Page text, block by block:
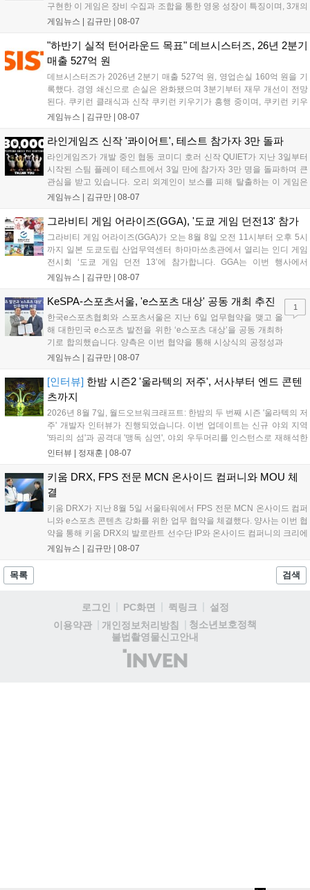
구현한 이 게임은 장비 수집과 조합을 통한 영웅 성장이 특징이며, 3개의
무기 스킬을 활용한 전략적 전투와 길드전 등 다양한 콘텐츠를 제공한
혜택을 지급하며, 상세 내용은 공식 라운지에서 확인할 수 있다. 이용자
는 게임 접속 및 주요 콘텐츠 플레이를 통해 성장을 지원받을 수 있다....
게임뉴스 | 김규만 | 08-07
"하반기 실적 턴어라운드 목표" 데브시스터즈, 26년 2분기
매출 527억 원
데브시스터즈가 2026년 2분기 매출 527억 원, 영업손실 160억 원을 기
록했다. 경영 쇄신으로 손실은 완화됐으며 3분기부터 재무 개선이 전망
된다. 쿠키런 클래식과 신작 쿠키런 키우기가 흥행 중이며, 쿠키런 키우
기는 13일 첫 업데이트를 시작으로 2주 간격의 콘텐츠를 제공한다. 또한
이다. 회사는 비용 효율화와 신작 흥행을 통해 하반기 실적 턴어라운드
게임뉴스 | 김규만 | 08-07
라인게임즈 신작 '콰이어트', 테스트 참가자 3만 돌파
라인게임즈가 개발 중인 협동 코미디 호러 신작 QUIET가 지난 3일부터
시작된 스팀 플레이 테스트에서 3일 만에 참가자 3만 명을 돌파하며 큰
관심을 받고 있습니다. 오리 외계인이 보스를 피해 탈출하는 이 게임은
최대 4인 협동을 지원하며, 소음 관리와 물리 법칙을 활용한 전략적 플레
을 개선 중이며, 상세 정보는 스팀 페이지에서 확인 가능합니다....
게임뉴스 | 김규만 | 08-07
그라비티 게임 어라이즈(GGA), '도쿄 게임 던전13' 참가
그라비티 게임 어라이즈(GGA)가 오는 8월 8일 오전 11시부터 오후 5시
까지 일본 도쿄도립 산업무역센터 하마마쓰초관에서 열리는 인디 게임
전시회 ‘도쿄 게임 던전 13’에 참가합니다. GGA는 이번 행사에서
‘JALECO ARCADE COLLECTION’ 시리즈의 미공개 작품 12종을 최초
입니다. 시연 참여 관람객에게는 선착순으로 특별 굿즈를 증정하며, 인
게임뉴스 | 김규만 | 08-07
KeSPA-스포츠서울, 'e스포츠 대상' 공동 개최 추진
한국e스포츠협회와 스포츠서울은 지난 6일 업무협약을 맺고 올
해 대한민국 e스포츠 발전을 위한 ‘e스포츠 대상’을 공동 개최하
기로 합의했습니다. 양측은 이번 협약을 통해 시상식의 공정성과
전문성을 강화하고 MZ세대를 겨냥한 미디어 영향력을 확대해 e
김영만 회장은 10년 만에 재추진되는 이번 시상식이 e스포츠의
성과와 가치를 널리 알리는 권위 있는 행사가 되도록 노력하겠다
고 밝혔습니다....
게임뉴스 | 김규만 | 08-07
1
[인터뷰] 한밤 시즌2 '울라텍의 저주', 서사부터 엔드 콘텐
츠까지
2026년 8월 7일, 월드오브워크래프트: 한밤의 두 번째 시즌 '울라텍의 저
주' 개발자 인터뷰가 진행되었습니다. 이번 업데이트는 신규 야외 지역
'똬리의 섬'과 공격대 '맹독 심연', 야외 우두머리를 인스턴스로 재해석한
'소굴'을 포함합니다. 개발진은 하우징 시스템 개선 및 신화+ 던전 로테이
를 표했습니다....
인터뷰 | 정재훈 | 08-07
키움 DRX, FPS 전문 MCN 온사이드 컴퍼니와 MOU 체
결
키움 DRX가 지난 8월 5일 서울타워에서 FPS 전문 MCN 온사이드 컴퍼
니와 e스포츠 콘텐츠 강화를 위한 업무 협약을 체결했다. 양사는 이번 협
약을 통해 키움 DRX의 발로란트 선수단 IP와 온사이드 컴퍼니의 크리에
이터 네트워크를 결합하여 정규 및 특별 콘텐츠를 공동 기획한다. 또한
오프라인 연계 프로그램을 순차적으로 선보이며 e스포츠 생태계 확장에
게임뉴스 | 김규만 | 08-07
목록 검색
로그인 PC화면 퀵링크
설정
이용약관
개인정보처리방침
청소년보호정책
불법촬영물신고안내
(주)
인